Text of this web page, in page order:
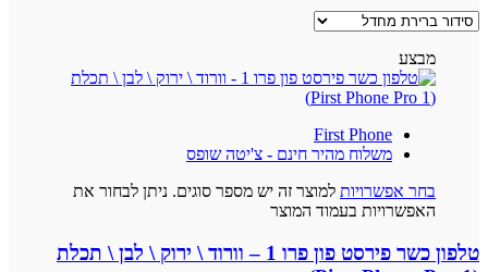
מבצע
First Phone
משלוח מהיר חינם - צ'יטה שופס
בחר אפשרויות למוצר זה יש מספר סוגים. ניתן לבחור את
האפשרויות בעמוד המוצר
טלפון כשר פירסט פון פרו 1 – וורוד \ ירוק \ לבן \ תכלת